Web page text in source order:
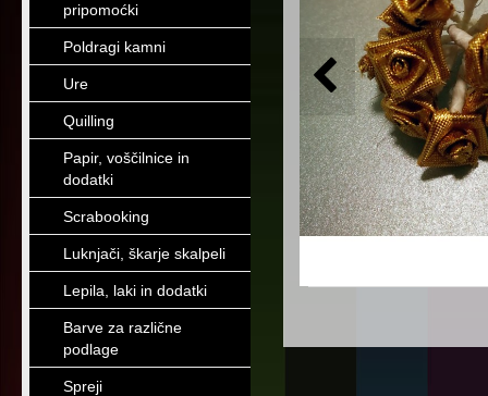
pripomoćki
Poldragi kamni
Ure
Quilling
Papir, voščilnice in
dodatki
Scrabooking
Luknjači, škarje skalpeli
Lepila, laki in dodatki
Barve za različne
podlage
Spreji